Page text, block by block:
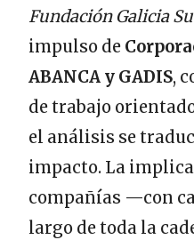
Fundación Galicia
impulso de
ABANCA y GADIS,
de trabajo
el análisis se
impacto. La
compañías —con
largo de toda la